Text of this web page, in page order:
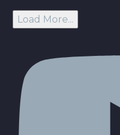
Load More...